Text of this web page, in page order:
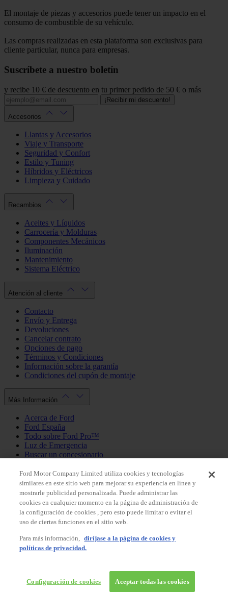
El montaje de piezas y accesorios puede tener un impacto en el
consumo de combustible de su vehículo.
Las compras realizadas en esta plataforma son exclusivas para
cliente particular, nunca para empresas.
Suscríbete a nuestro boletín
y recibe 10 € de descuento en tu primer pedido de 50 € o más
¡Recibir mi descuento!
Accesorios
Llantas y Accesorios
Viaje y Transporte
Seguridad y Confort
Estilo y Tuning
Híbridos y Eléctricos
Limpieza y Cuidado
Recambios
Aceites y Líquidos
Carrocería y Molduras
Componentes Mecánicos
Iluminación
Mantenimiento
Sistema Eléctrico
Atención al cliente
Contacto
Envío y Entrega
Devoluciones
Cancelar contrato
Opciones de pago
Términos y Condiciones
Información sobre la garantía
Condiciones del cupón de montaje
Más Información
Acerca de Ford
Ford España
Todo sobre Ford Pro™
Luz de Emergencia
Buscar un concesionario
Política de privacidad
Mi Cuenta
Iniciar sesión / Registrarse
Mis pedidos
País
Ford Motor Company Limited utiliza cookies y tecnologías
similares en este sitio web para mejorar su experiencia en línea y
mostrarle publicidad personalizada. Puede administrar las
cookies en cualquier momento en la página de administración de
la configuración de cookies , pero esto puede limitar o evitar el
uso de ciertas funciones en el sitio web.
Para más información, diríjase a la página de cookies y
políticas de privacidad.
Configuración de cookies Aceptar todas las cookies